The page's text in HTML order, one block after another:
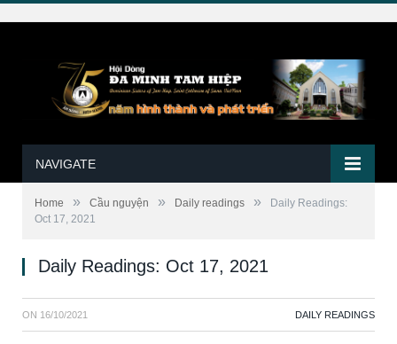
NAVIGATE
Home » Cầu nguyện » Daily readings »
Daily Readings:
Oct 17, 2021
Daily Readings: Oct 17, 2021
ON 16/10/2021 DAILY READINGS